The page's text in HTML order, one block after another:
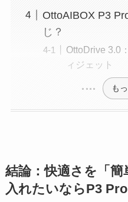
OttoAIBOX P3
じ？
OttoDrive 3.0
ィジェット
も
結論：快適さを「
入れたいならP3 Pro